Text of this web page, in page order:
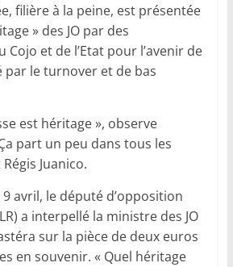
filière à la peine, est présentée
» des JO par des
et de l’Etat pour l’avenir de
par le turnover et de bas
est héritage », observe
part un peu dans tous les
Juanico.
9 avril, le député d’opposition
a interpellé la ministre des JO
sur la pièce de deux euros
en souvenir. « Quel héritage